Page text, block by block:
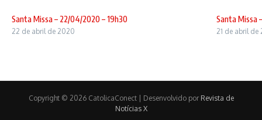
Santa Missa – 22/04/2020 – 19h30
22 de abril de 2020
Santa Missa
21 de abril de
Copyright © 2026 CatolicaConect | Desenvolvido por Revista de
Notícias X